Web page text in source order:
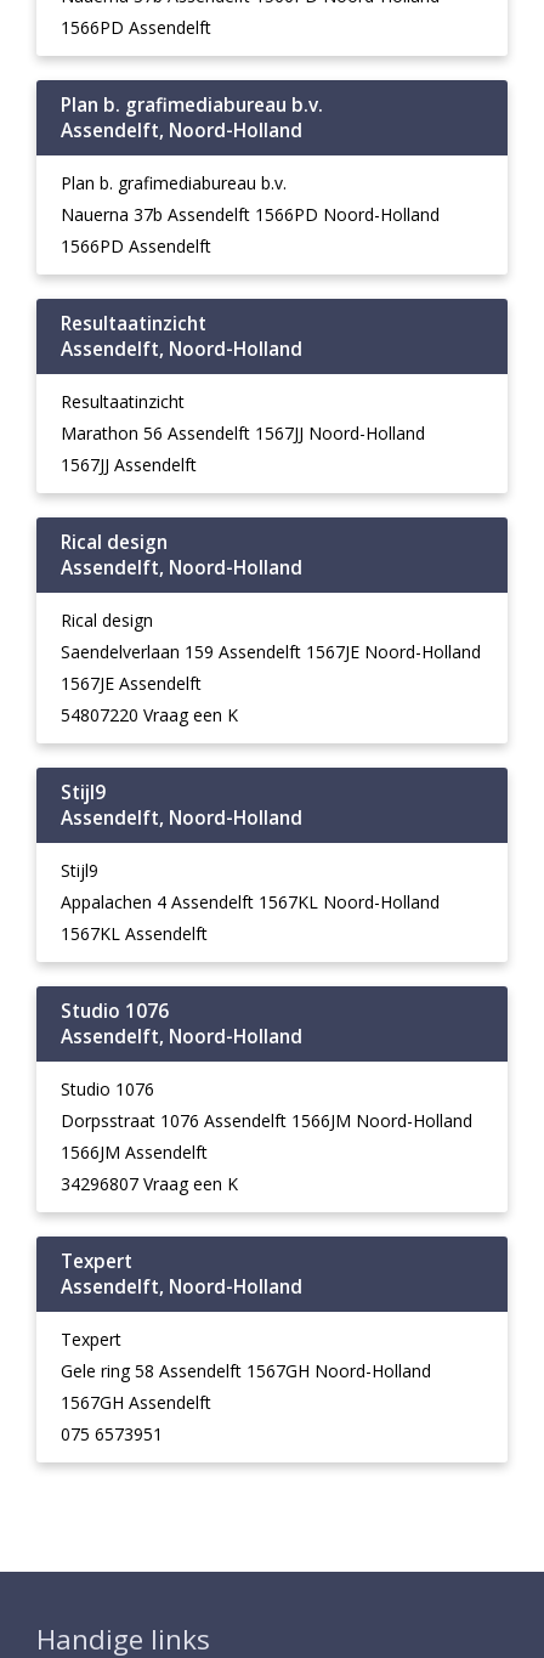
1566PD Assendelft
Plan b. grafimediabureau b.v.
Assendelft, Noord-Holland
Plan b. grafimediabureau b.v.
Nauerna 37b Assendelft 1566PD Noord-Holland
1566PD Assendelft
Resultaatinzicht
Assendelft, Noord-Holland
Resultaatinzicht
Marathon 56 Assendelft 1567JJ Noord-Holland
1567JJ Assendelft
Rical design
Assendelft, Noord-Holland
Rical design
Saendelverlaan 159 Assendelft 1567JE Noord-Holland
1567JE Assendelft
54807220 Vraag een K
Stijl9
Assendelft, Noord-Holland
Stijl9
Appalachen 4 Assendelft 1567KL Noord-Holland
1567KL Assendelft
Studio 1076
Assendelft, Noord-Holland
Studio 1076
Dorpsstraat 1076 Assendelft 1566JM Noord-Holland
1566JM Assendelft
34296807 Vraag een K
Texpert
Assendelft, Noord-Holland
Texpert
Gele ring 58 Assendelft 1567GH Noord-Holland
1567GH Assendelft
075 6573951
Handige links